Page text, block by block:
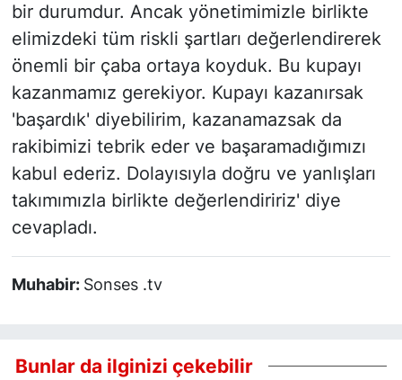
bir durumdur. Ancak yönetimimizle birlikte
elimizdeki tüm riskli şartları değerlendirerek
önemli bir çaba ortaya koyduk. Bu kupayı
kazanmamız gerekiyor. Kupayı kazanırsak
'başardık' diyebilirim, kazanamazsak da
rakibimizi tebrik eder ve başaramadığımızı
kabul ederiz. Dolayısıyla doğru ve yanlışları
takımımızla birlikte değerlendiririz' diye
cevapladı.
Muhabir: Sonses .tv
Bunlar da ilginizi çekebilir